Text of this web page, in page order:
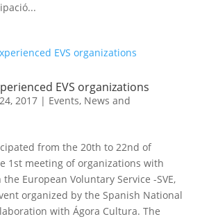
EVS organizations
2017| Events, News and
from the 20th to 22nd of
1st meeting of organizations with
European Voluntary Service -SVE,
organized by the Spanish National
with Ágora Cultura. The